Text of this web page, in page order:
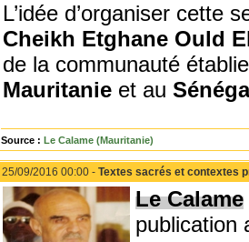
L’idée d’organiser cette
Cheikh Etghane Ould
de la communauté
Mauritanie et au
Source : Le Calame (Mauritanie)
25/09/2016 00:00 - Textes sacrés et contextes
Le Calame
publication